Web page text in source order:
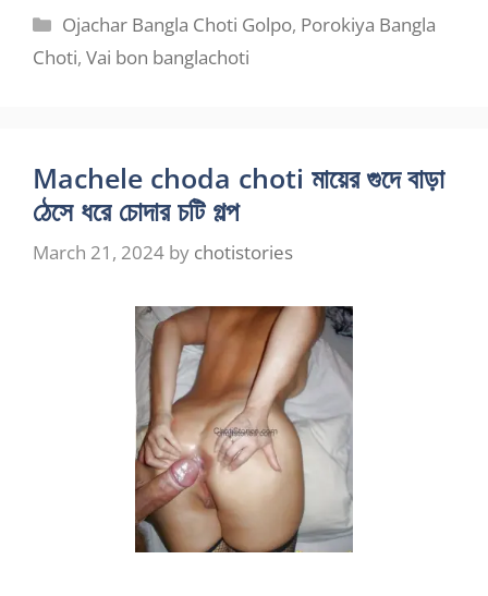
Categories
Ojachar Bangla Choti Golpo, Porokiya Bangla
Choti, Vai bon banglachoti
Machele choda choti মায়ের গুদে বাড়া
ঠেসে ধরে চোদার চটি গল্প
March 21, 2024 by chotistories